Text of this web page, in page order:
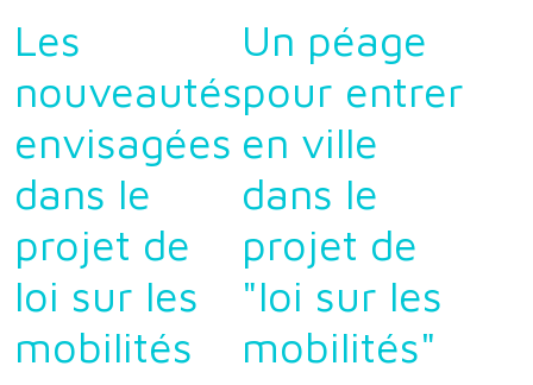
Les
nouveautés
envisagées
dans le
projet de
loi sur les
mobilités
Un péage
pour entrer
en ville
dans le
projet de
"loi sur les
mobilités"